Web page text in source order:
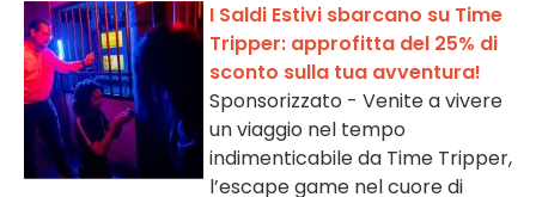
I Saldi Estivi sbarcano su Time
Tripper: approfitta del 25% di
sconto sulla tua avventura!
Sponsorizzato - Venite a vivere
un viaggio nel tempo
indimenticabile da Time Tripper,
l’escape game nel cuore di